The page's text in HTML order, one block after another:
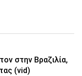
στην Βραζιλία,
(vid)